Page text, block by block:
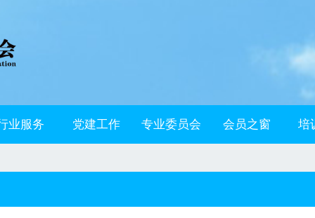
业服务 党建工作 专业委员会 会员之窗 培